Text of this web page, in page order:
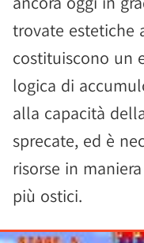
trovate estetiche
costituiscono un
logica di
alla capacità
sprecate, ed è
risorse in
più ostici.